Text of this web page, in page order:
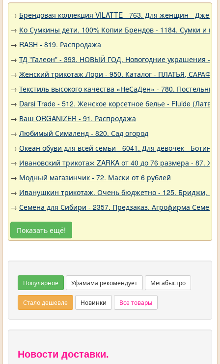
→ Брендовая коллекция VILATTE - 763. Для женщин -
→ Ко Сумкины дети. 100% Копии Брендов - 1184. Сумки и
→ RASH - 819. Распродажа
→ ТД "Галеон" - 393. НОВЫЙ ГОД. Новогодние украшения -
→ Женский трикотаж Лори - 950. Каталог - ПЛАТЬЯ,
→ Текстиль высокого качества «НеСаДен» - 780.
→ Darsi Trade - 512. Женское корсетное белье - Fluide
→ Ваш ORGANIZER - 91. Распродажа
→ Любимый Сималенд - 820. Сад огород
→ Океан обуви для всей семьи - 6041. Для девочек - Ботинки
→ Ивановский трикотаж ZARKA от 40 до 76 размера - 87.
→ Модный магазинчик - 72. Маски от 6 рублей
→ Иванушкин трикотаж. Очень бюджетно - 125. Бриджи,
→ Семена для Сибири - 2357. Предзаказ. Агрофирма
Показать ещё!
Популярное Уфамама рекомендует Мегабыстро
Стало дешевле Новинки Все товары
Новости доставки.